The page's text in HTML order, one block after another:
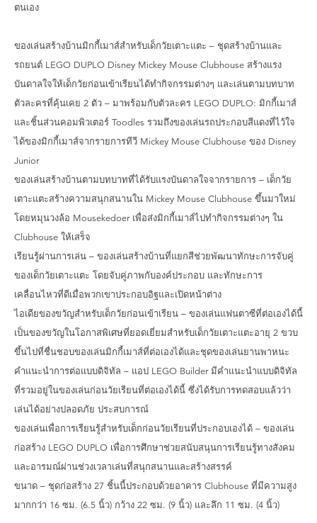
ตนเอง
ของเล่นสร้างบ้านมิกกี้เมาส์สำหรับเด็กวัยเตาะแตะ – ชุดสร้างบ้านและ
รถยนต์ LEGO DUPLO Disney Mickey Mouse Clubhouse สร้างแรง
บันดาลใจให้เด็กวัยก่อนเข้าเรียนได้ทำกิจกรรมต่างๆ และเล่นตามบทบาท
ตัวละครที่คุ้นเคย 2 ตัว – มาพร้อมกับตัวละคร LEGO DUPLO: มิกกี้เมาส์
และชิ้นส่วนคอมพิวเตอร์ Toodles รวมถึงของเล่นรถประกอบสีแดงที่ไว้ใจ
ได้ของมิกกี้เมาส์จากรายการทีวี Mickey Mouse Clubhouse ของ Disney
Junior
ของเล่นสร้างบ้านตามบทบาทที่ได้รับแรงบันดาลใจจากรายการ – เด็กวัย
เตาะแตะสร้างความสนุกสนานใน Mickey Mouse Clubhouse ขึ้นมาใหม่
โดยหมุนวงล้อ Mousekedoer เพื่อส่งมิกกี้เมาส์ไปทำกิจกรรมต่างๆ ใน ​​
Clubhouse ให้เสร็จ
เรียนรู้ผ่านการเล่น – ของเล่นสร้างบ้านที่แยกสีช่วยพัฒนาทักษะการจับคู่
ของเด็กวัยเตาะแตะ โดยจับคู่ภาพกับองค์ประกอบ และทักษะการ
เคลื่อนไหวที่ดีเมื่อพวกเขาประกอบอิฐและเปิดหน้าต่าง
ไอเดียของขวัญสำหรับเด็กวัยก่อนเข้าเรียน – ของเล่นแฟนตาซีที่ต่อเองได้นี้
เป็นของขวัญในโอกาสพิเศษที่ยอดเยี่ยมสำหรับเด็กวัยเตาะแตะอายุ 2 ขวบ
ขึ้นไปที่ชื่นชอบของเล่นมิกกี้เมาส์ที่ต่อเองได้และชุดของเล่นยานพาหนะ
คำแนะนำการต่อแบบดิจิทัล – แอป LEGO Builder มีคำแนะนำแบบดิจิทัล
ที่รวมอยู่ในของเล่นก่อนวัยเรียนที่ต่อเองได้นี้ ซึ่งได้รับการทดสอบแล้วว่า
เล่นได้อย่างปลอดภัย ประสบการณ์
ของเล่นเพื่อการเรียนรู้สำหรับเด็กก่อนวัยเรียนที่ประกอบเองได้ – ของเล่น
ก่อสร้าง LEGO DUPLO เพื่อการศึกษาช่วยสนับสนุนการเรียนรู้ทางสังคม
และอารมณ์ผ่านช่วงเวลาเล่นที่สนุกสนานและสร้างสรรค์
ขนาด – ชุดก่อสร้าง 27 ชิ้นนี้ประกอบด้วยอาคาร Clubhouse ที่มีความสูง
มากกว่า 16 ซม. (6.5 นิ้ว) กว้าง 22 ซม. (9 นิ้ว) และลึก 11 ซม. (4 นิ้ว)